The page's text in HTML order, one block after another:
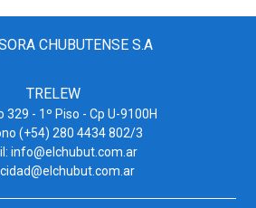
CHUBUTENSE S.A
TRELEW
329 - 1º Piso - Cp U-9100H
(+54) 280 4434 802/3
info@elchubut.com.ar